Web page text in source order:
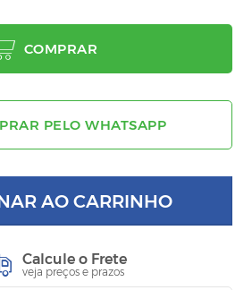
COMPRAR
PELO WHATSAPP
AO CARRINHO
Calcule o Frete
veja preços e prazos